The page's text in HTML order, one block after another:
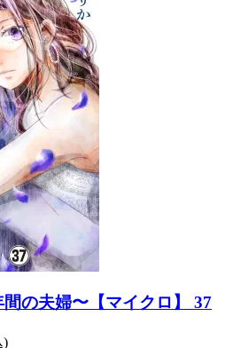
の夫婦〜【マイクロ】 37
)